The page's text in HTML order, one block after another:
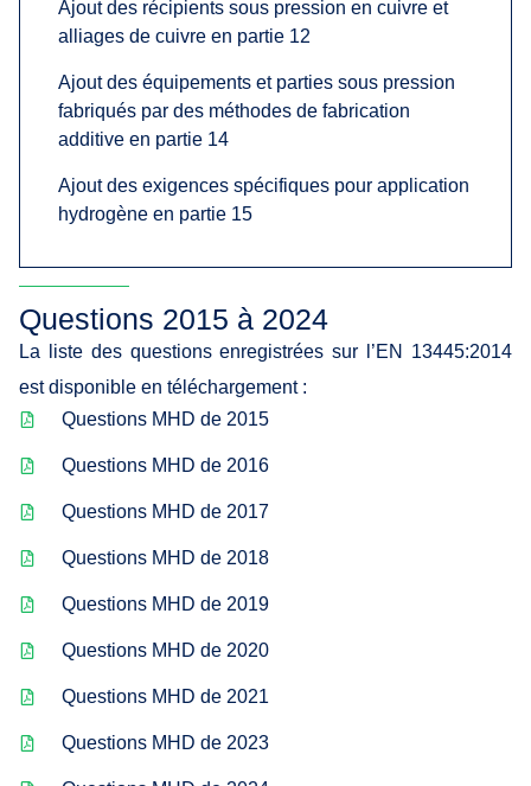
Ajout des récipients sous pression en cuivre et
alliages de cuivre en partie 12
Ajout des équipements et parties sous pression
fabriqués par des méthodes de fabrication
additive en partie 14
Ajout des exigences spécifiques pour application
hydrogène en partie 15
Questions 2015 à 2024
La liste des questions enregistrées sur l’EN 13445:2014
est disponible en téléchargement :
Questions MHD de 2015
Questions MHD de 2016
Questions MHD de 2017
Questions MHD de 2018
Questions MHD de 2019
Questions MHD de 2020
Questions MHD de 2021
Questions MHD de 2023